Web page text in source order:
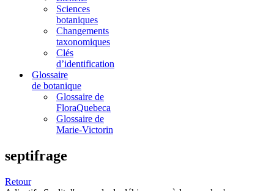
Sciences
botaniques
Changements
taxonomiques
Clés
d’identification
Glossaire
de botanique
Glossaire de
FloraQuebeca
Glossaire de
Marie-Victorin
septifrage
Retour